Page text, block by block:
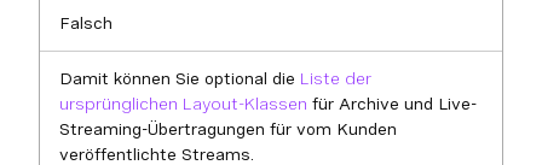
Falsch
Damit können Sie optional die Liste der
ursprünglichen Layout-Klassen für Archive und Live-
Streaming-Übertragungen für vom Kunden
veröffentlichte Streams.